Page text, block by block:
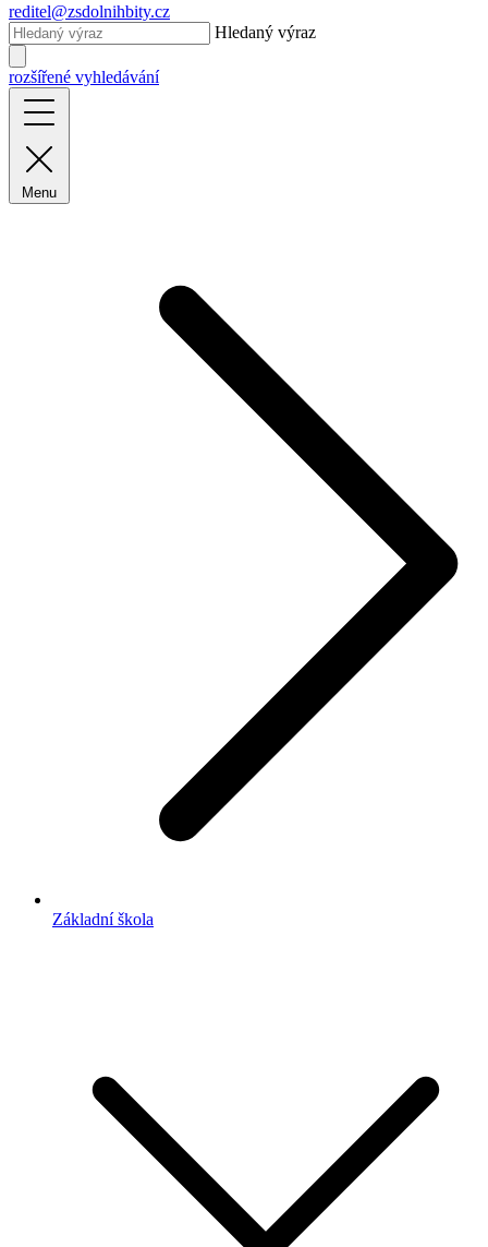
reditel@zsdolnihbity.cz
Hledaný výraz
rozšířené vyhledávání
Menu
Základní škola